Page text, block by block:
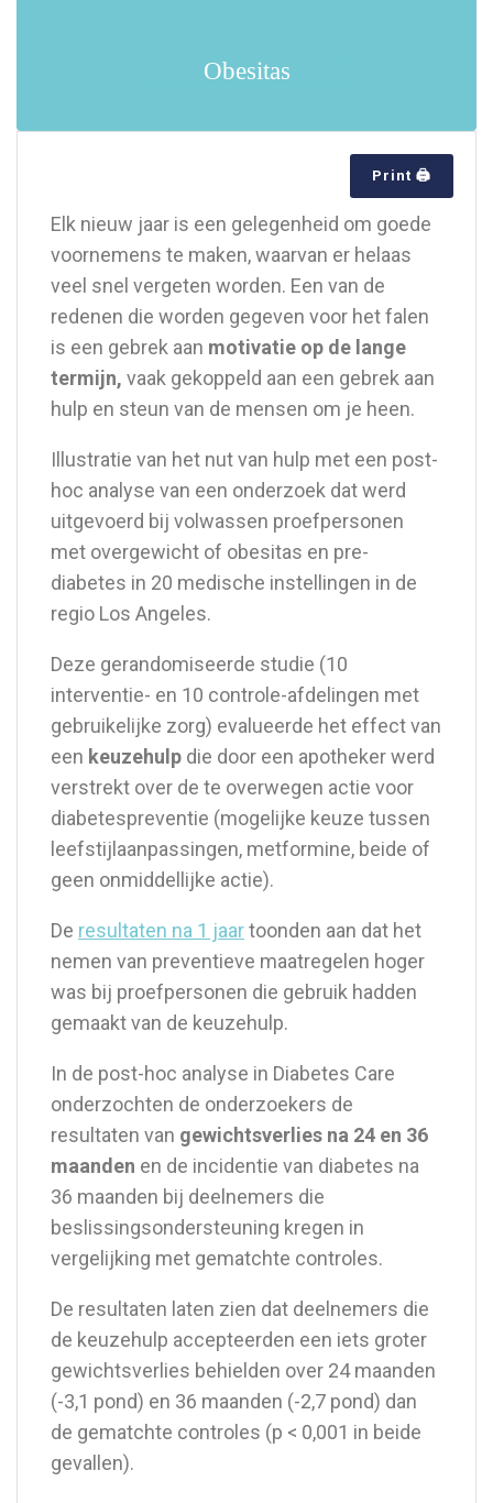
Obesitas
Print 🖨
Elk nieuw jaar is een gelegenheid om goede
voornemens te maken, waarvan er helaas
veel snel vergeten worden. Een van de
redenen die worden gegeven voor het falen
is een gebrek aan motivatie op de lange
termijn, vaak gekoppeld aan een gebrek aan
hulp en steun van de mensen om je heen.
Illustratie van het nut van hulp met een post-
hoc analyse van een onderzoek dat werd
uitgevoerd bij volwassen proefpersonen
met overgewicht of obesitas en pre-
diabetes in 20 medische instellingen in de
regio Los Angeles.
Deze gerandomiseerde studie (10
interventie- en 10 controle-afdelingen met
gebruikelijke zorg) evalueerde het effect van
een keuzehulp die door een apotheker werd
verstrekt over de te overwegen actie voor
diabetespreventie (mogelijke keuze tussen
leefstijlaanpassingen, metformine, beide of
geen onmiddellijke actie).
De resultaten na 1 jaartoonden aan dat het
nemen van preventieve maatregelen hoger
was bij proefpersonen die gebruik hadden
gemaakt van de keuzehulp.
In de post-hoc analyse in Diabetes Care
onderzochten de onderzoekers de
resultaten van gewichtsverlies na 24 en 36
maanden en de incidentie van diabetes na
36 maanden bij deelnemers die
beslissingsondersteuning kregen in
vergelijking met gematchte controles.
De resultaten laten zien dat deelnemers die
de keuzehulp accepteerden een iets groter
gewichtsverlies behielden over 24 maanden
(-3,1 pond) en 36 maanden (-2,7 pond) dan
de gematchte controles (p < 0,001 in beide
gevallen).